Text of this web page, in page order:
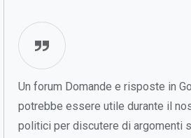
Un forum Domande e risposte in
potrebbe essere utile durante il
politici per discutere di argomenti